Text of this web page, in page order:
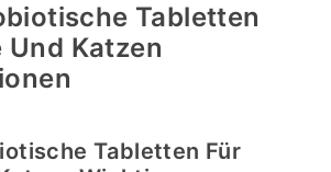
Tabletten
Und Katzen
Tabletten Für